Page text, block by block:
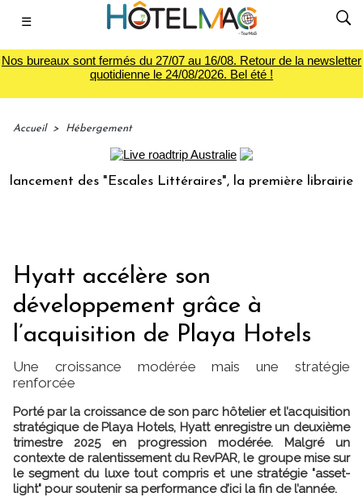
☰
Nos bureaux sont fermés du 27/07 au 16/08. Retour de la newsletter
quotidienne le 24/08/2026. Bel été !
Accueil > Hébergement
des "Escales Littéraires", la première librairie du
Hyatt accélère son
développement grâce à
l’acquisition de Playa Hotels
Une croissance modérée mais une stratégie
renforcée
Porté par la croissance de son parc hôtelier et l’acquisition
stratégique de Playa Hotels, Hyatt enregistre un deuxième
trimestre 2025 en progression modérée. Malgré un
contexte de ralentissement du RevPAR, le groupe mise sur
le segment du luxe tout compris et une stratégie "asset-
light" pour soutenir sa performance d’ici la fin de l’année.